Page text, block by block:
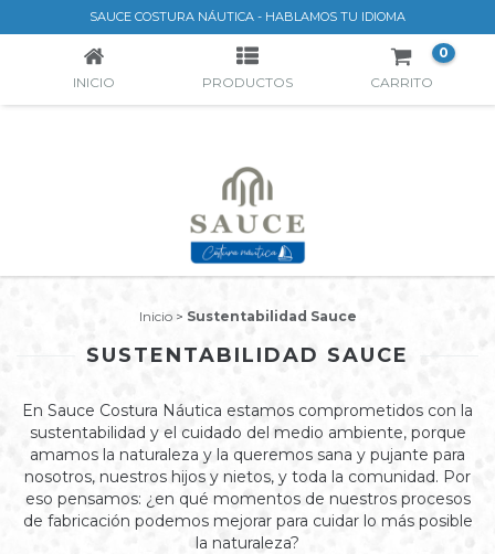
SAUCE COSTURA NÁUTICA - HABLAMOS TU IDIOMA
SUSTENTABILIDAD SAUCE
INICIO PRODUCTOS CARRITO
0
Inicio > Sustentabilidad Sauce
SUSTENTABILIDAD SAUCE
En Sauce Costura Náutica estamos comprometidos con la
sustentabilidad y el cuidado del medio ambiente, porque
amamos la naturaleza y la queremos sana y pujante para
nosotros, nuestros hijos y nietos, y toda la comunidad. Por
eso pensamos: ¿en qué momentos de nuestros procesos
de fabricación podemos mejorar para cuidar lo más posible
la naturaleza?